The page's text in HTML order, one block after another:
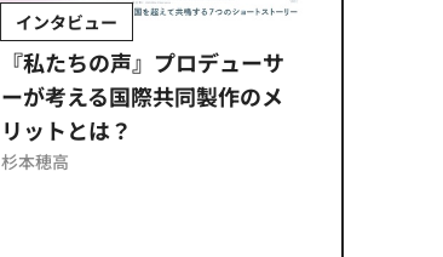
インタビュー
『私たちの声』プロデューサ
ーが考える国際共同製作のメ
リットとは？
杉本穂高